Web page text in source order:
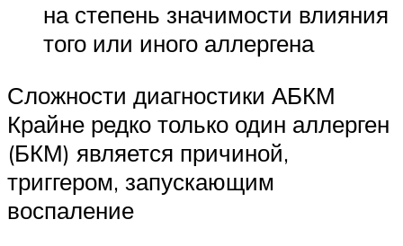
на степень значимости влияния
того или иного аллергена
Сложности диагностики АБКМ
Крайне редко только один аллерген
(БКМ) является причиной,
триггером, запускающим
воспаление